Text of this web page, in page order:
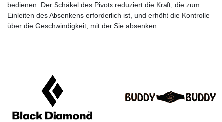
bedienen. Der Schäkel des Pivots reduziert die Kraft, die zum
Einleiten des Absenkens erforderlich ist, und erhöht die Kontrolle
über die Geschwindigkeit, mit der Sie absenken.